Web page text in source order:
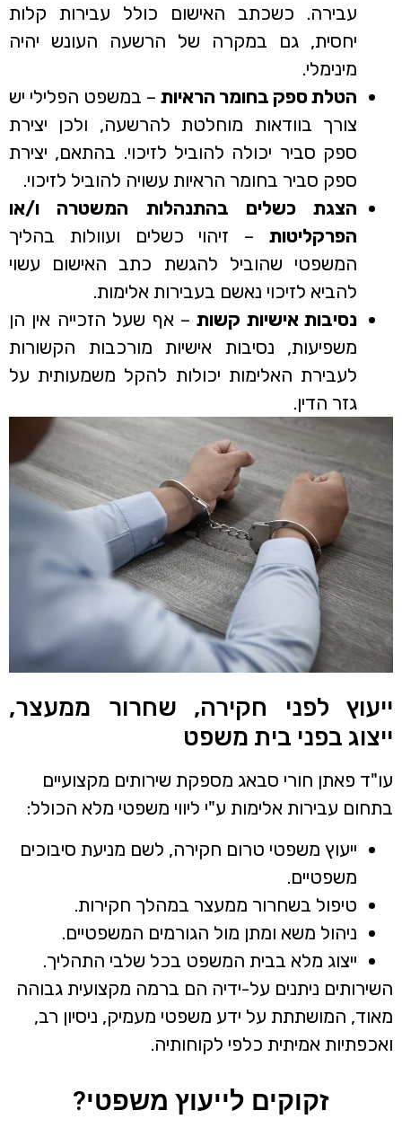
עבירה. כשכתב האישום כולל עבירות קלות
יחסית, גם במקרה של הרשעה העונש יהיה
מינימלי.
הטלת ספק בחומר הראיות – במשפט הפלילי יש
צורך בוודאות מוחלטת להרשעה, ולכן יצירת
ספק סביר יכולה להוביל לזיכוי. בהתאם, יצירת
ספק סביר בחומר הראיות עשויה להוביל לזיכוי.
הצגת כשלים בהתנהלות המשטרה ו/או
הפרקליטות – זיהוי כשלים ועוולות בהליך
המשפטי שהוביל להגשת כתב האישום עשוי
להביא לזיכוי נאשם בעבירות אלימות.
נסיבות אישיות קשות– אף שעל הזכייה אין הן
משפיעות, נסיבות אישיות מורכבות הקשורות
לעבירת האלימות יכולות להקל משמעותית על
גזר הדין.
ייעוץ לפני חקירה, שחרור ממעצר,
ייצוג בפני בית משפט
עו"ד פאתן חורי סבאג מספקת שירותים מקצועיים
בתחום עבירות אלימות ע"י ליווי משפטי מלא הכולל:
ייעוץ משפטי טרום חקירה, לשם מניעת סיבוכים
משפטיים.
טיפול בשחרור ממעצר במהלך חקירות.
ניהול משא ומתן מול הגורמים המשפטיים.
ייצוג מלא בבית המשפט בכל שלבי התהליך.
השירותים ניתנים על-ידיה הם ברמה מקצועית גבוהה
מאוד, המושתתת על ידע משפטי מעמיק, ניסיון רב,
ואכפתיות אמיתית כלפי לקוחותיה.
זקוקים לייעוץ משפטי?​